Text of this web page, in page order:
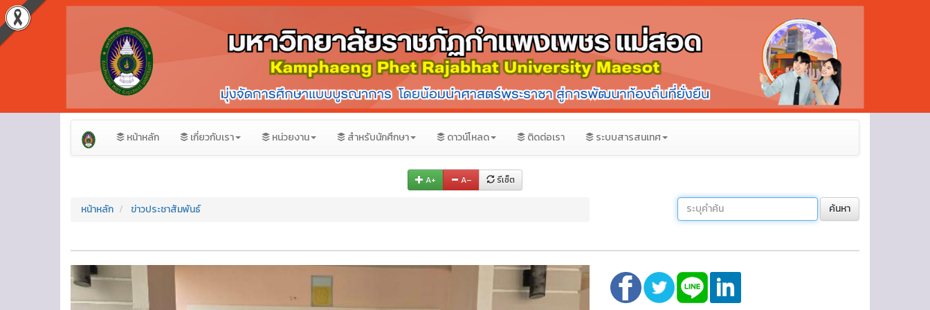
หน้าหลัก เกี่ยวกับเรา หน่วยงาน สำหรับนักศึกษา ดาวน์โหลด ติดต่อเรา ระบบสารสนเทศ
A+ A– รีเซ็ต
หน้าหลัก ข่าวประชาสัมพันธ์ ค้นหา